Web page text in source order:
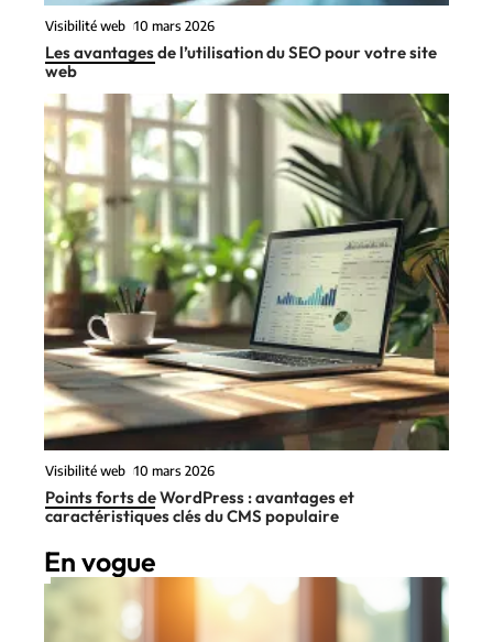
Visibilité web 10 mars 2026
Les avantages de l’utilisation du SEO pour votre site
web
Visibilité web 10 mars 2026
Points forts de WordPress : avantages et
caractéristiques clés du CMS populaire
En vogue